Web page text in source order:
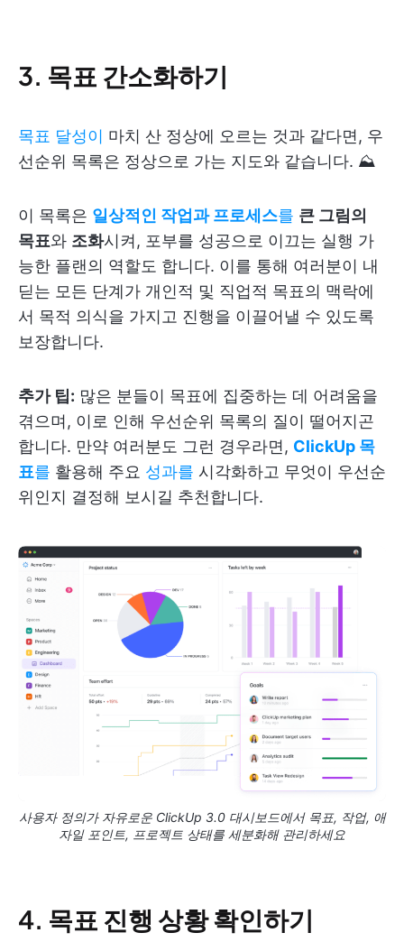
3. 목표 간소화하기
목표 달성이 마치 산 정상에 오르는 것과 같다면, 우
선순위 목록은 정상으로 가는 지도와 같습니다. ⛰️
이 목록은 일상적인 작업과 프로세스를 큰 그림의
목표와 조화시켜, 포부를 성공으로 이끄는 실행 가
능한 플랜의 역할도 합니다. 이를 통해 여러분이 내
딛는 모든 단계가 개인적 및 직업적 목표의 맥락에
서 목적 의식을 가지고 진행을 이끌어낼 수 있도록
보장합니다.
추가 팁: 많은 분들이 목표에 집중하는 데 어려움을
겪으며, 이로 인해 우선순위 목록의 질이 떨어지곤
합니다. 만약 여러분도 그런 경우라면, ClickUp 목
표를 활용해 주요 성과를 시각화하고 무엇이 우선순
위인지 결정해 보시길 추천합니다.
사용자 정의가 자유로운 ClickUp 3.0 대시보드에서 목표, 작업, 애
자일 포인트, 프로젝트 상태를 세분화해 관리하세요
4. 목표 진행 상황 확인하기